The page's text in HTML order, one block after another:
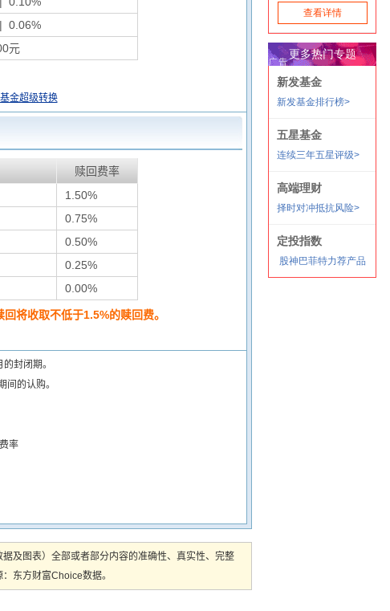
元
基金超级转换
赎回费率
1.50%
0.75%
0.50%
0.25%
0.00%
将收取不低于1.5%的赎回费。
封闭期。
的认购。
率
及图表）全部或者部分内容的准确性、真实性、完整
东方财富Choice数据。